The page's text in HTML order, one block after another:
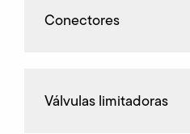
Conectores
Válvulas limitadoras